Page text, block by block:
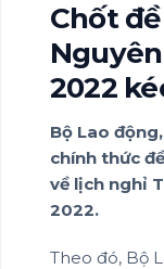
Chốt
2022
Bộ Lao
chính thức
về lịch nghỉ
2022.
Theo đó, Bộ